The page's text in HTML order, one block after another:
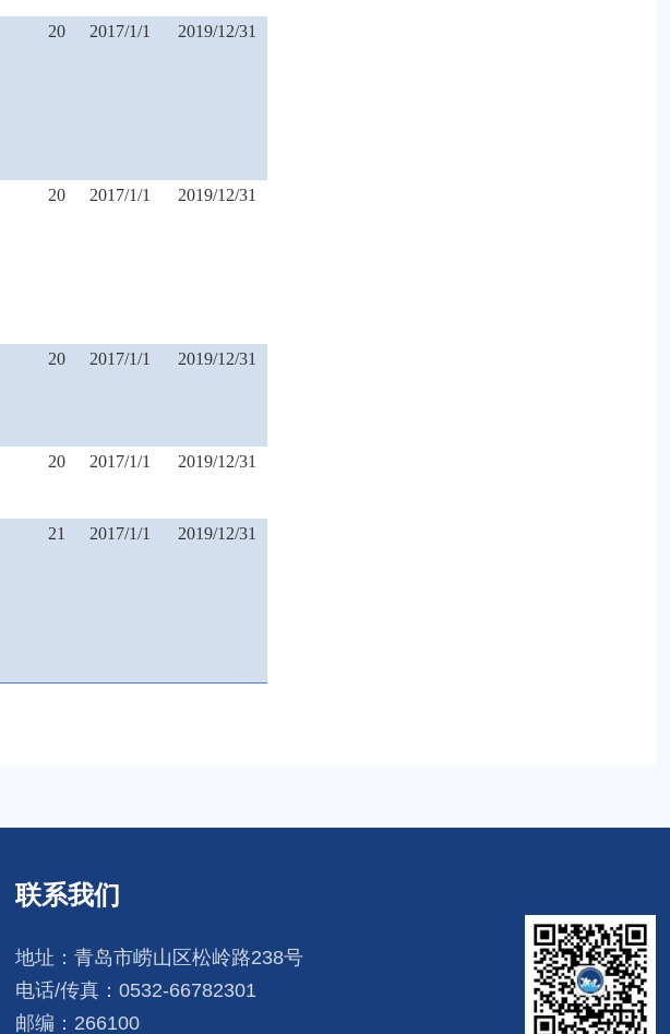
20 2017/1/1 2019/12/31
20 2017/1/1 2019/12/31
20 2017/1/1 2019/12/31
20 2017/1/1 2019/12/31
21 2017/1/1 2019/12/31
联系我们
地址：青岛市崂山区松岭路238号
电话/传真：0532-66782301
邮编：266100